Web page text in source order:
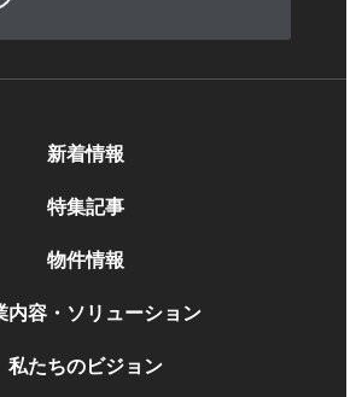
新着情報
特集記事
物件情報
内容・ソリューション
私たちのビジョン